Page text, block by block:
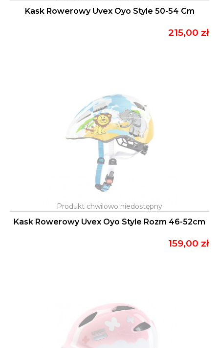
Kask Rowerowy Uvex Oyo Style 50-54 Cm
215,00 zł
Kask Rowerowy Uvex Oyo Style Rozm 46-52cm
159,00 zł